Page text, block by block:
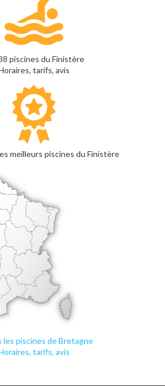
piscines du Finistère
tarifs, avis
meilleurs piscines du Finistère
les piscines de Bretagne
tarifs, avis